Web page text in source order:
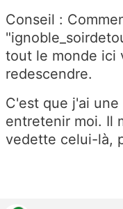
Conseil :
tout le monde ici
redescendre.
C'est que j'ai
entretenir moi. Il
vedette celui-là,